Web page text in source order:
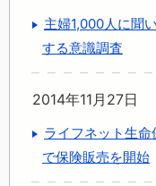
主婦1,000人に聞
する意識調査
2014年11月27日
ライフネット生
で保険販売を開始